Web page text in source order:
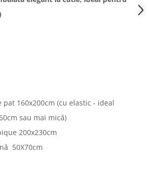
pat 160x200cm (cu elastic - ideal
sau mai mică)
200x230cm
50X70cm